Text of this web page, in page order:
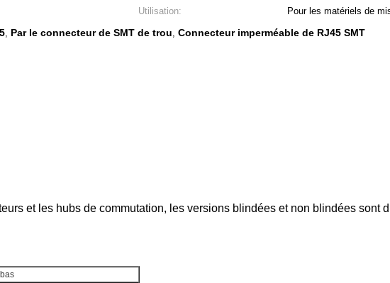
Utilisation:
Pour les matériels de
, Par le connecteur de SMT de trou, Connecteur imperméable de RJ45 SMT
et les hubs de commutation, les versions blindées et non blindées sont